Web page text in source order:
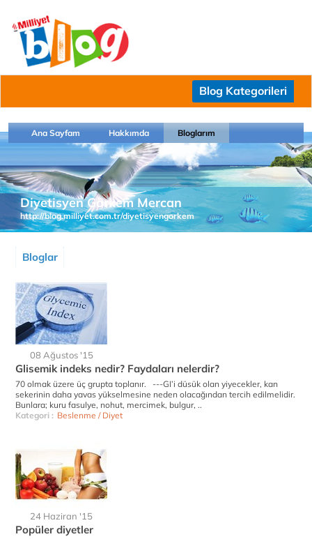
Blog Kategorileri
Ana Sayfam Hakkımda Bloglarım
Diyetisyen Görkem Mercan
http://blog.milliyet.com.tr/diyetisyengorkem
Bloglar
08 Ağustos '15
Glisemik indeks nedir? Faydaları nelerdir?
70 olmak üzere üç grupta toplanır. ---GI’i düsük olan yiyecekler, kan
sekerinin daha yavas yükselmesine neden olacağından tercih edilmelidir.
Bunlara; kuru fasulye, nohut, mercimek, bulgur, ..
Kategori : Beslenme / Diyet
24 Haziran '15
Popüler diyetler